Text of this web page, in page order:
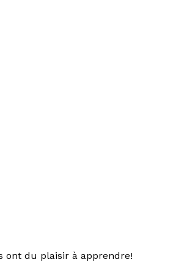
ont du plaisir à apprendre!